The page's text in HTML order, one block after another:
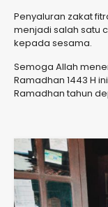
Penyaluran zakat
menjadi salah satu
kepada sesama.
Semoga Allah
Ramadhan 1443 H
Ramadhan tahun